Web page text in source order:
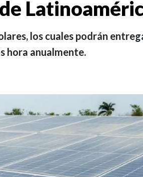
los cuales podrán
hora anualmente.